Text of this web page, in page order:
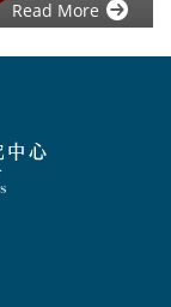
Read More